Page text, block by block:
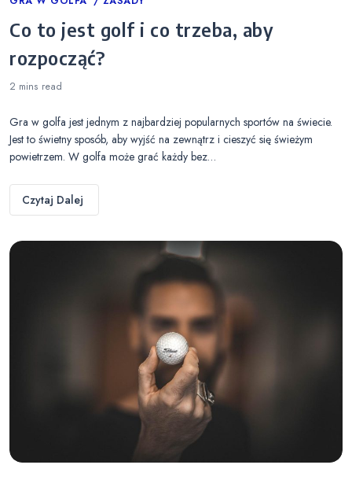
Co to jest golf i co trzeba, aby
rozpocząć?
2 mins read
Gra w golfa jest jednym z najbardziej popularnych sportów na świecie.
Jest to świetny sposób, aby wyjść na zewnątrz i cieszyć się świeżym
powietrzem. W golfa może grać każdy bez…
Czytaj Dalej